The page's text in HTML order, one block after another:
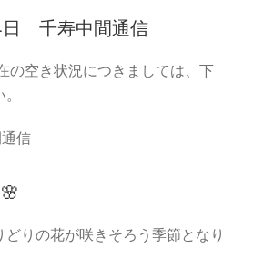
日 千寿中間通信
の空き状況につきましては、下
通信
どりの花が咲きそろう季節となり